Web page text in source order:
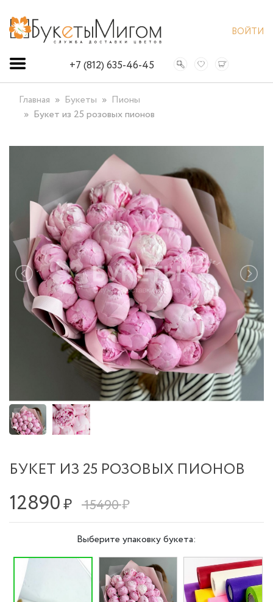
ВОЙТИ
+7 (812) 635-46-45
Главная Букеты
Пионы
Букет из 25 розовых пионов
БУКЕТ ИЗ 25 РОЗОВЫХ ПИОНОВ
12890₽ 15490 ₽
Выберите упаковку букета: